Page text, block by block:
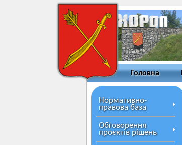
Головна
Нормативно-
правова база
Обговорення
проєктів рішень